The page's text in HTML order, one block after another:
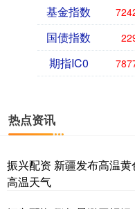
基金指数
国债指数
期指IC0
热点资讯
振兴配资 新疆发布高温
高温天气